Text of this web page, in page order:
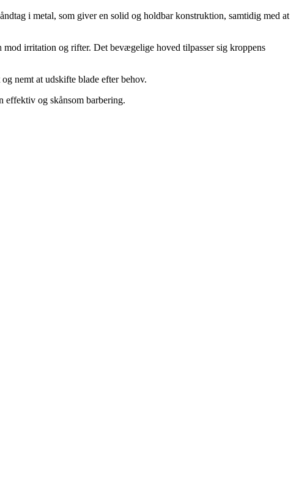
i metal, som giver en solid og holdbar konstruktion, samtidig med at
irritation og rifter. Det bevægelige hoved tilpasser sig kroppens
nemt at udskifte blade efter behov.
effektiv og skånsom barbering.